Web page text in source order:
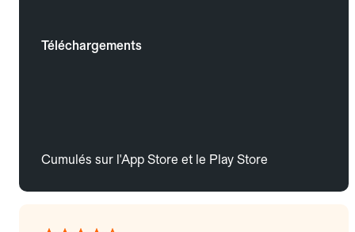
Téléchargements
Cumulés sur l'App Store et le Play Store